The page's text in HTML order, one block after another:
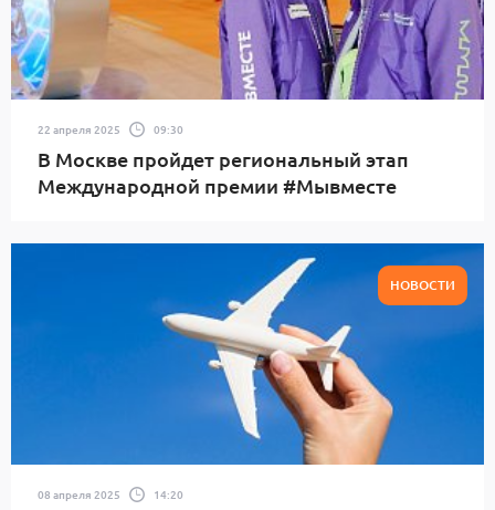
22 апреля 2025 09:30
В Москве пройдет региональный этап
Международной премии #Мывместе
НОВОСТИ
08 апреля 2025 14:20